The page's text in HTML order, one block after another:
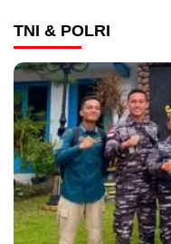
TNI & POLRI